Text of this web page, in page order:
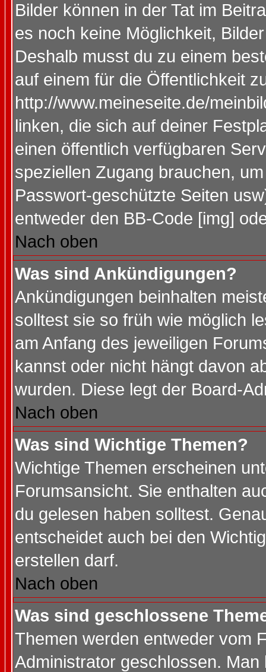
Bilder können in der Tat im
es noch keine Möglichkeit,
Deshalb musst du zu einem
auf einem für die Öffentlichkeit
http://www.meineseite.de/
linken, die sich auf deiner
einen öffentlich verfügbaren
speziellen Zugang brauchen,
Passwort-geschützte Seiten
entweder den BB-Code [img]
Nach oben
Was sind Ankündigungen?
Ankündigungen beinhalten
solltest sie so früh wie möglich
am Anfang des jeweiligen
kannst oder nicht hängt davon
wurden. Diese legt der Board-
Nach oben
Was sind Wichtige Themen?
Wichtige Themen erscheinen
Forumsansicht. Sie enthalten
du gelesen haben solltest.
entscheidet auch bei den
erstellen darf.
Nach oben
Was sind geschlossene
Themen werden entweder vom
Administrator geschlossen.